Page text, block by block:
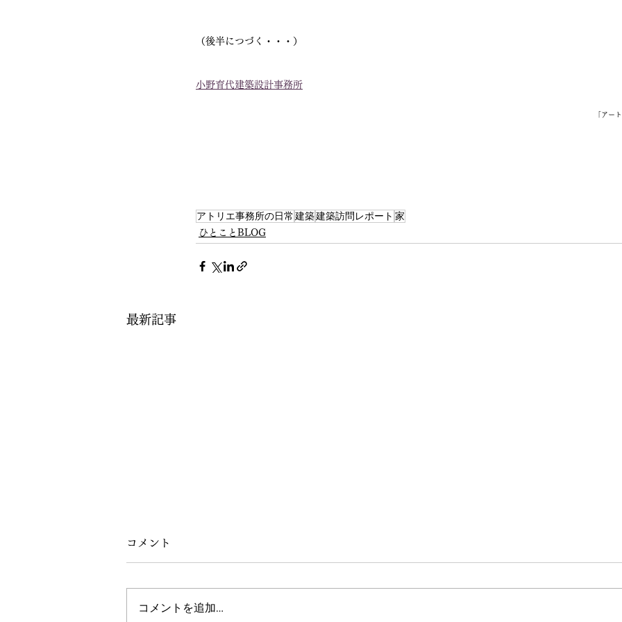
（後半につづく・・・）
小野育代建築設計事務所
「アー
アトリエ事務所の日常 建築建築訪問レポート 家
ひとことBLOG
最新記事
コメント
コメントを追加…